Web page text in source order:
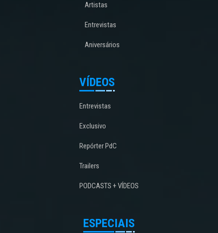
Artistas
Entrevistas
Aniversários
VÍDEOS
Entrevistas
Exclusivo
Repórter PdC
Trailers
PODCASTS + VÍDEOS
ESPECIAIS